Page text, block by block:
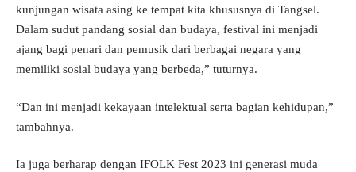
kunjungan wisata asing ke tempat kita khususnya di Tangsel.
Dalam sudut pandang sosial dan budaya, festival ini menjadi
ajang bagi penari dan pemusik dari berbagai negara yang
memiliki sosial budaya yang berbeda,” tuturnya.
“Dan ini menjadi kekayaan intelektual serta bagian kehidupan,”
tambahnya.
Ia juga berharap dengan IFOLK Fest 2023 ini generasi muda